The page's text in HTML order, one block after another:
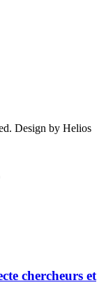
Design by Helios
chercheurs et